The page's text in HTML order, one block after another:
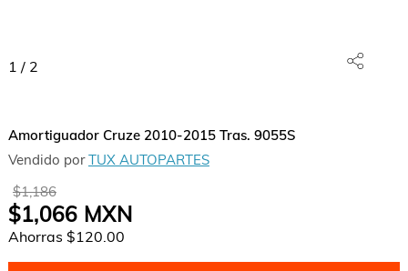
1 / 2
Amortiguador Cruze 2010-2015 Tras. 9055S
Vendido porTUX AUTOPARTES
$1,186
$1,066MXN
Ahorras $120.00